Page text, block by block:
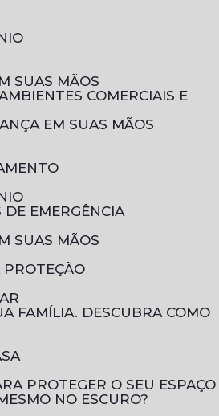
SUAS MÃOS
EM SUAS MÃOS
DE EMERGÊNCIA
SUAS MÃOS
PROTEÇÃO
PROTEGER O SEU ESPAÇO
NO ESCURO?